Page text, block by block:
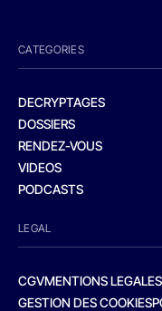
CATEGORIES
DECRYPTAGES
DOSSIERS
RENDEZ-VOUS
VIDEOS
PODCASTS
LEGAL
CGVMENTIONS LEGALES
GESTION DES COOKIES